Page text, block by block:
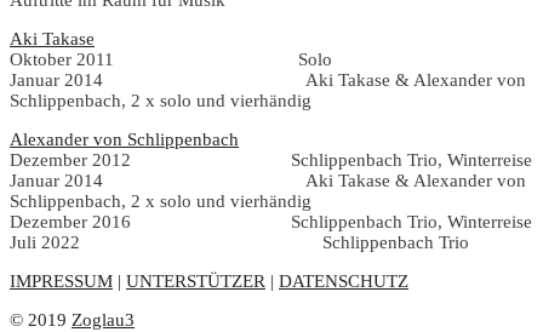
Aki Takase
Oktober 2011 Solo
Januar 2014 Aki Takase & Alexander von
Schlippenbach, 2 x solo und vierhändig
Alexander von Schlippenbach
Dezember 2012 Schlippenbach Trio, Winterreise
Januar 2014 Aki Takase & Alexander von
Schlippenbach, 2 x solo und vierhändig
Dezember 2016 Schlippenbach Trio, Winterreise
Juli 2022 Schlippenbach Trio
IMPRESSUM | UNTERSTÜTZER | DATENSCHUTZ
© 2019 Zoglau3